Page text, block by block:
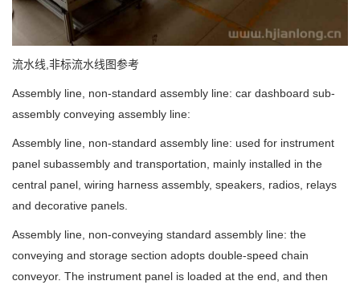
流水线,非标流水线图参考
Assembly line, non-standard assembly line: car dashboard sub-
assembly conveying assembly line:
Assembly line, non-standard assembly line: used for instrument
panel subassembly and transportation, mainly installed in the
central panel, wiring harness assembly, speakers, radios, relays
and decorative panels.
Assembly line, non-conveying standard assembly line: the
conveying and storage section adopts double-speed chain
conveyor. The instrument panel is loaded at the end, and then